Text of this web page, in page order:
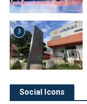
3
Social Icons